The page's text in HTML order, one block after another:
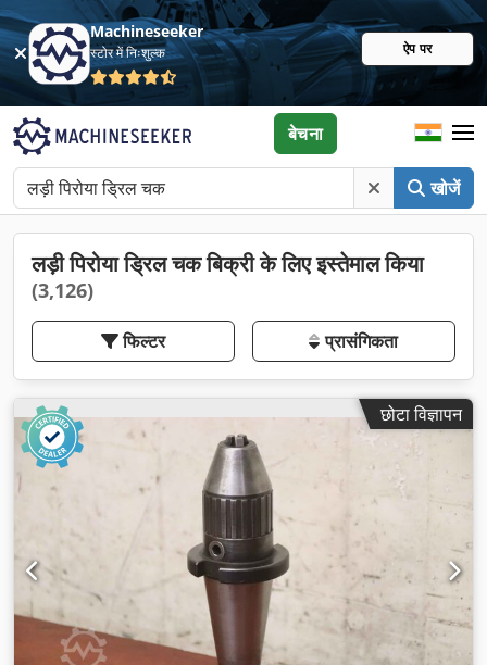
Machineseeker
स्टोर में निःशुल्क ऐप पर
खोजें
बेचना
लड़ी पिरोया ड्रिल चक बिक्री के लिए इस्तेमाल किया
(3,126)
फिल्टर प्रासंगिकता
छोटा विज्ञापन